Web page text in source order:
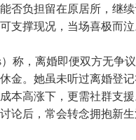
否负担留在原居所，继
支撑现况，当场喜极而
称，离婚即便双方无争
金。她虽未听过离婚登
本高涨下，更需社群支
论后，常会转念拥抱新